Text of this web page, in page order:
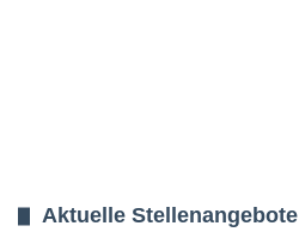
Aktuelle Stellenangebote